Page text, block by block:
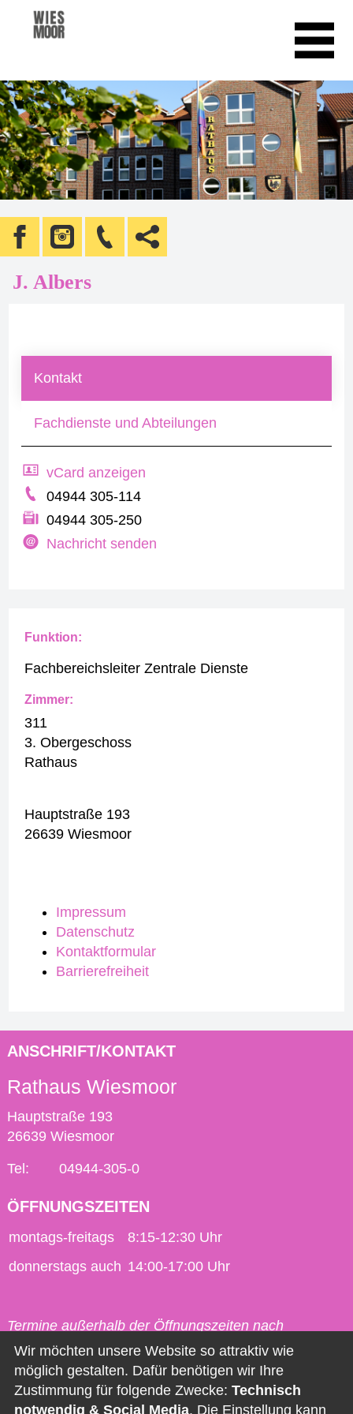
J. Albers
Kontakt
Fachdienste und Abteilungen
vCard anzeigen
04944 305-114
04944 305-250
Nachricht senden
Impressum
Datenschutz
Kontaktformular
Barrierefreiheit
Funktion:
Fachbereichsleiter Zentrale Dienste
Zimmer:
311
3. Obergeschoss
Rathaus
Hauptstraße 193
26639 Wiesmoor
ANSCHRIFT/KONTAKT
Rathaus Wiesmoor
Hauptstraße 193
26639 Wiesmoor
Tel: 04944-305-0
ÖFFNUNGSZEITEN
montags-freitags
8:15-12:30 Uhr
donnerstags auch 14:00-17:00 Uhr
Termine außerhalb der Öffnungszeiten nach
vorheriger Vereinbarung möglich.
Kontakt
Wir möchten unsere Website so attraktiv wie
möglich gestalten. Dafür benötigen wir Ihre
Zustimmung für folgende Zwecke: Technisch
notwendig & Social Media. Die Einstellung kann